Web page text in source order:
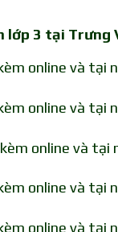
lớp 3 tại
online và tại
online và tại
online và
online và
online và tại